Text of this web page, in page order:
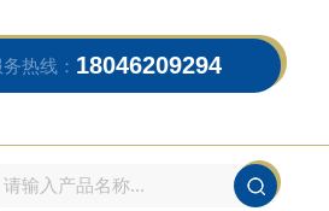
务热线： 18046209294